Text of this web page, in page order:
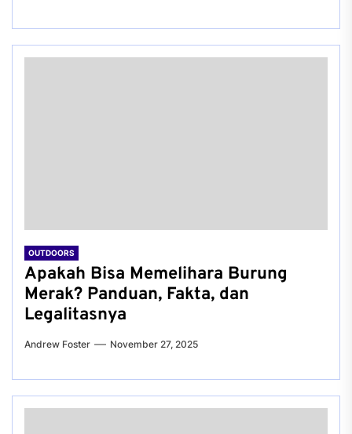
OUTDOORS
Apakah Bisa Memelihara Burung
Merak? Panduan, Fakta, dan
Legalitasnya
Andrew Foster November 27, 2025